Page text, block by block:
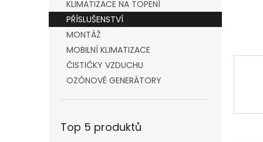
KLIMATIZACE NA TOPENÍ
PŘÍSLUŠENSTVÍ
MONTÁŽ
MOBILNÍ KLIMATIZACE
ČISTIČKY VZDUCHU
OZÓNOVÉ GENERÁTORY
Top 5 produktů